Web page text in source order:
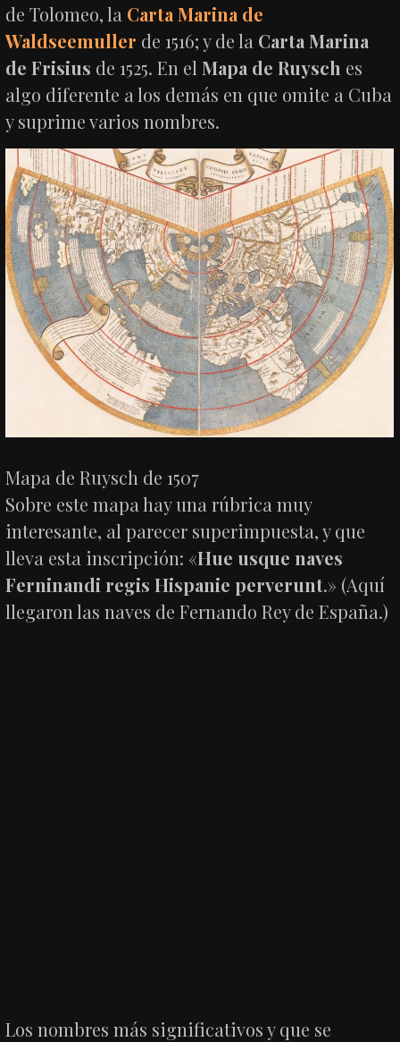
de Tolomeo, la Carta Marina de
Waldseemuller de 1516; y de la Carta Marina
de Frisius de 1525. En elMapa de Ruysch es
algo diferente a los demás en que omite a Cuba
y suprime varios nombres.
Mapa de Ruysch de 1507
Sobre este mapa hay una rúbrica muy
interesante, al parecer superimpuesta, y que
lleva esta inscripción: «Hue usque naves
Ferninandi regis Hispanie perverunt.» (Aquí
llegaron las naves de Fernando Rey de España.)
Los nombres más significativos y que se